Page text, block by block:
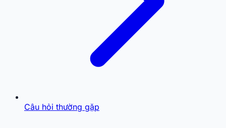
Câu hỏi thường gặp